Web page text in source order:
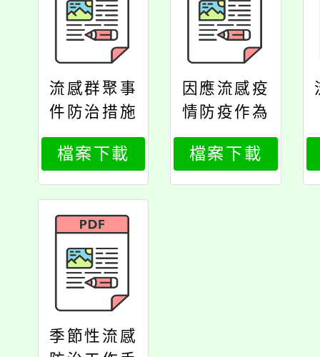
流感群聚事
件防治措施
執行確認表
檔案下載
因應流感疫
情防疫作為
現況查檢表
檔案下載
季節性流感